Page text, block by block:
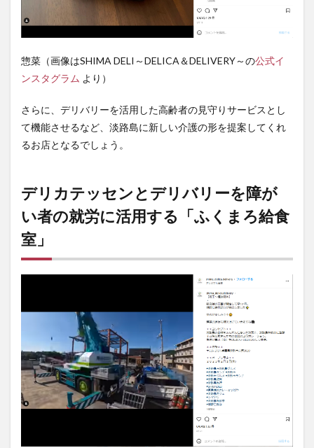
惣菜（画像はSHIMA DELI～DELICA＆DELIVERY～の公式イ
ンスタグラム より）
さらに、デリバリーを活用した高齢者の見守りサービスとし
て機能させるなど、淡路島に新しい介護の形を提案してくれ
るお店となるでしょう。
デリカテッセンとデリバリーを障が
い者の就労に活用する「ふくまろ給食
室」